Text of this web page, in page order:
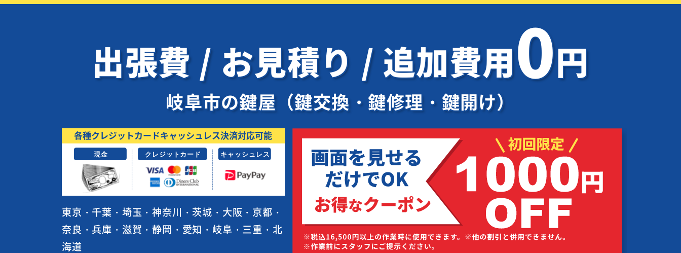
出張費 / お見積り / 追加費用0円
岐阜市の鍵屋（鍵交換・鍵修理・鍵開け）
東京・千葉・埼玉・神奈川・茨城・大阪・京都・
奈良・兵庫・滋賀・静岡・愛知・岐阜・三重・北
海道